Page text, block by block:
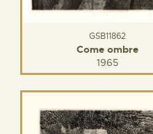
GSB11862
Come ombre
1965